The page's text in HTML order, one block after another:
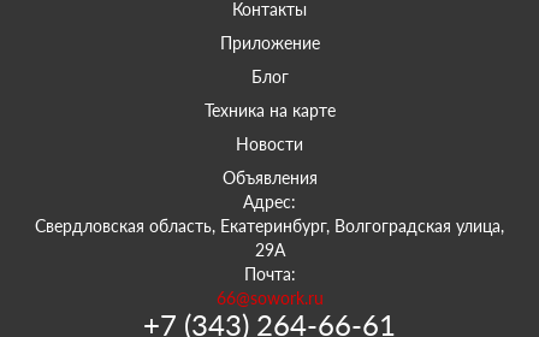
Контакты
Приложение
Блог
Техника на карте
Новости
Объявления
Адрес:
Свердловская область, Екатеринбург, Волгоградская улица,
29А
Почта:
66@sowork.ru
+7 (343) 264-66-61